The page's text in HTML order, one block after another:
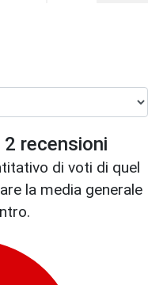
2 recensioni
di voti di quel
la media generale